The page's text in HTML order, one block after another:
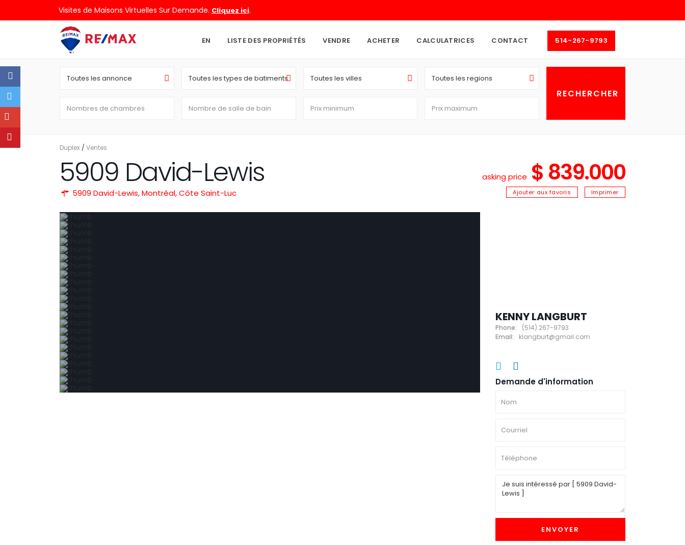
Visites de Maisons Virtuelles Sur Demande. Cliquez ici.
EN LISTE DES PROPRIÉTÉS VENDRE ACHETER CALCULATRICES CONTACT 514-267-9793
Toutes les annonce Toutes les types de batiments Toutes les villes Toutes les regions
Duplex / Ventes
5909 David-Lewis asking price $ 839.000
5909 David-Lewis,Montréal,Côte Saint-Luc Ajouter aux favoris Imprimer
KENNY LANGBURT
Phone:
(514) 267-9793
Email:
klangburt@gmail.com
Demande d'information